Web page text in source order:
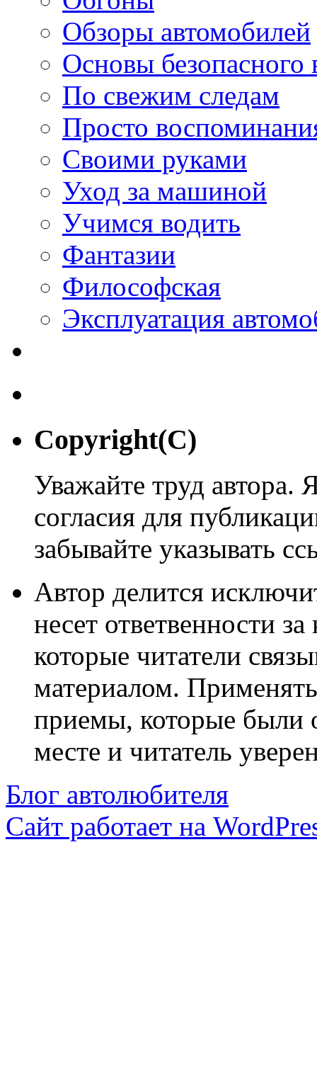
Обзоры автомобилей
Основы безопасного
По свежим следам
Просто
Своими руками
Уход за машиной
Учимся водить
Фантазии
Философская
Эксплуатация
Copyright(C)
Уважайте труд автора.
согласия для
забывайте указывать
Автор делится
несет ответвенности
которые читатели
материалом.
приемы, которые были
месте и читатель
Блог автолюбителя
Сайт работает на